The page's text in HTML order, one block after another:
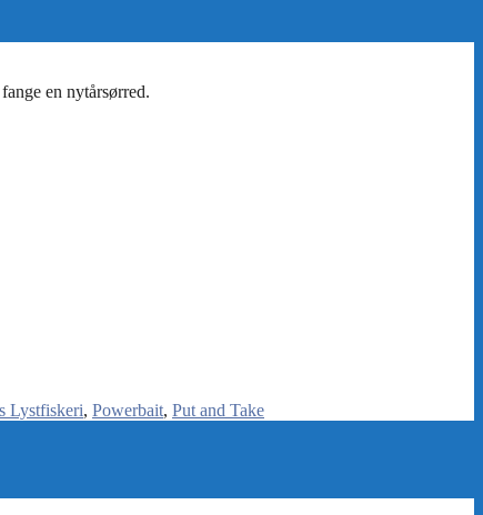
Lystfiskeri Powerbait Put and Take